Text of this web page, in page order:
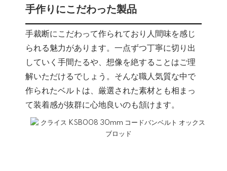
手作りにこだわった製品
手裁断にこだわって作られており人間味を感じ
られる魅力があります。一点ずつ丁寧に切り出
していく手間たるや、想像を絶することはご理
解いただけるでしょう。そんな職人気質な中で
作られたベルトは、厳選された素材とも相まっ
て装着感が抜群に心地良いのも頷けます。